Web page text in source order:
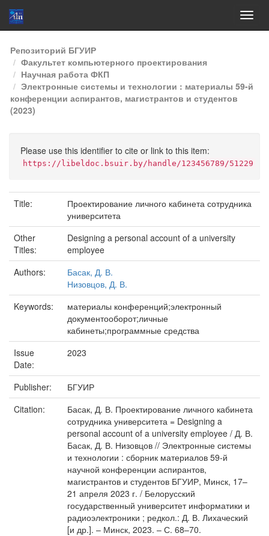
Skip
navigation
Репозиторий БГУИР
Факультет компьютерного проектирования
Научная работа ФКП
Электронные системы и технологии : материалы 59-й
конференции аспирантов, магистрантов и студентов
(2023)
Please use this identifier to cite or link to this item:
https://libeldoc.bsuir.by/handle/123456789/51229
Title:
Проектирование личного кабинета сотрудника
университета
Other
Titles:
Designing a personal account of a university
employee
Authors:
Басак, Д. В.
Низовцов, Д. В.
Keywords:
материалы конференций;электронный
документооборот;личные
кабинеты;программные средства
Issue
Date:
2023
Publisher:
БГУИР
Citation:
Басак, Д. В. Проектирование личного кабинета
сотрудника университета = Designing a
personal account of a university employee / Д. В.
Басак, Д. В. Низовцов // Электронные системы
и технологии : сборник материалов 59-й
научной конференции аспирантов,
магистрантов и студентов БГУИР, Минск, 17–
21 апреля 2023 г. / Белорусский
государственный университет информатики и
радиоэлектроники ; редкол.: Д. В. Лихаческий
[и др.]. – Минск, 2023. – С. 68–70.